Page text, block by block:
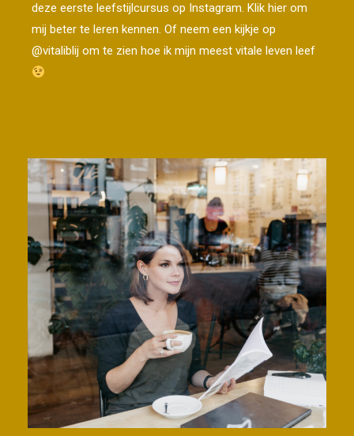
deze eerste leefstijlcursus op Instagram. Klik hier om
mij beter te leren kennen. Of neem een kijkje op
@vitaliblij om te zien hoe ik mijn meest vitale leven leef